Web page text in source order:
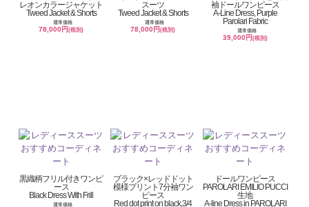
レオンカラージャケット
Tweed Jacket & Shorts
通常価格
78,000円(税別)
スーツ
Tweed Jacket & Shorts
通常価格
78,000円(税別)
袖ドールワンピース
A-Line Dress, Purple
Parolari Fabric
通常価格
39,000円 (税別)
黒織柄フリル付きワンピ
ース
Black Dress With Frill
通常価格
ブラック×レッドドット
模様プリント7分袖ワン
ピース
Red dot print on black,3/4
ドールワンピース
PAROLARI EMILIO PUCCI
生地
A-line Dress in PAROLARI